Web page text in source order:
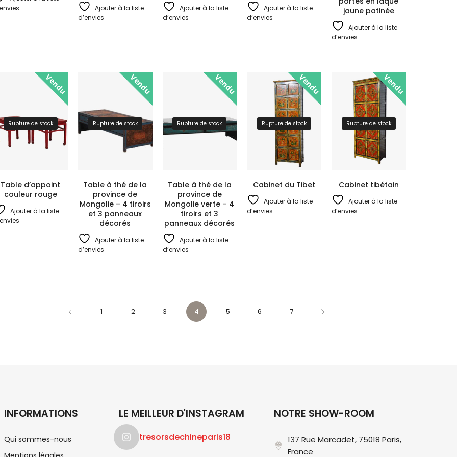
Ajouter à la liste
d’envies
Ajouter à la liste
d’envies
Ajouter à la liste
d’envies
jaune patinée
Ajouter à la liste
d’envies
Vendu
Rupture de stock
Table d’appoint
couleur rouge
Ajouter à la liste
Vendu
Rupture de stock
Table à thé de la
province de
Mongolie – 4 tiroirs
et 3 panneaux
décorés
Ajouter à la liste
d’envies
Vendu
Rupture de stock
Table à thé de la
province de
Mongolie verte – 4
tiroirs et 3
panneaux décorés
Ajouter à la liste
d’envies
Vendu
Rupture de stock
Cabinet du Tibet
Ajouter à la liste
d’envies
Vendu
Rupture de stock
Cabinet tibétain
Ajouter à la liste
d’envies
1 2 3 4 5 6 7
INFORMATIONS
Qui sommes-nous
LE MEILLEUR D'INSTAGRAM
tresorsdechineparis18
NOTRE SHOW-ROOM
137 Rue Marcadet, 75018 Paris,
France​